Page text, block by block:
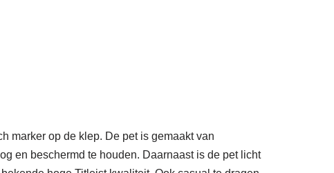
marker op de klep. De pet is gemaakt van
en beschermd te houden. Daarnaast is de pet licht